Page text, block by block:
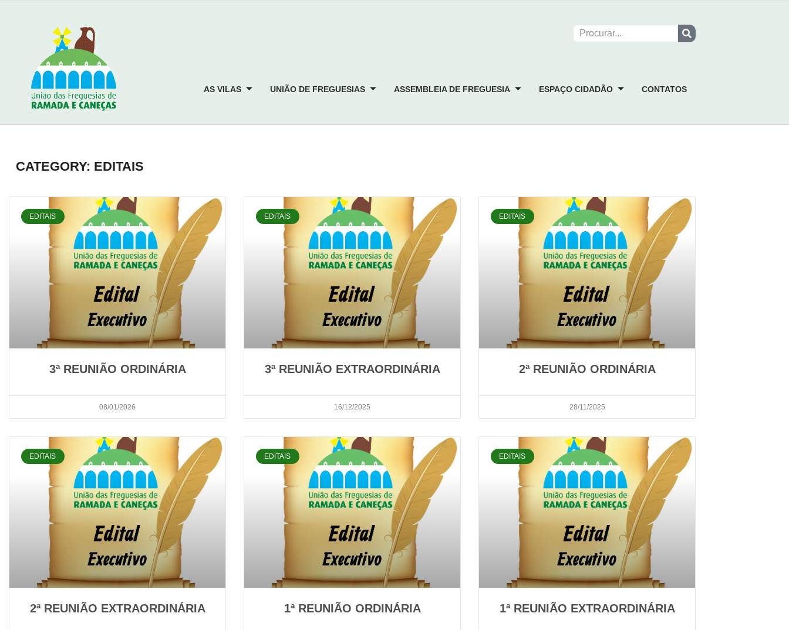
AS VILAS UNIÃO DE FREGUESIAS ASSEMBLEIA DE FREGUESIA ESPAÇO CIDADÃO CONTATOS
CATEGORY: EDITAIS
EDITAIS
3ª REUNIÃO ORDINÁRIA
08/01/2026
EDITAIS
3ª REUNIÃO EXTRAORDINÁRIA
16/12/2025
EDITAIS
2ª REUNIÃO ORDINÁRIA
28/11/2025
EDITAIS
2ª REUNIÃO EXTRAORDINÁRIA
EDITAIS
1ª REUNIÃO ORDINÁRIA
EDITAIS
1ª REUNIÃO EXTRAORDINÁRIA